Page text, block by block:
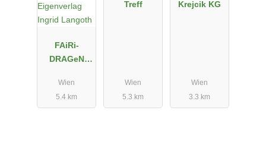
FAiRi-
DRAGeN
Ingrid
Langoth
Wien
5.4 km
Treff
Wien
5.3 km
Krejcik KG
Wien
3.3 km